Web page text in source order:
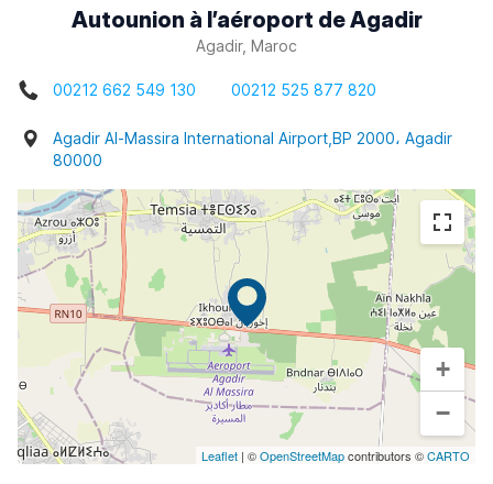
Autounion à l’aéroport de Agadir
Agadir, Maroc
00212 662 549 130 00212 525 877 820
Agadir Al-Massira International Airport,BP 2000، Agadir
80000
+
−
Leaflet | ©OpenStreetMapcontributors ©CARTO